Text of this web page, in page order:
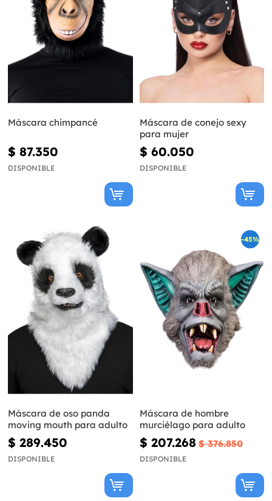
Máscara chimpancé
$ 87.350
DISPONIBLE
Máscara de conejo sexy
para mujer
$ 60.050
DISPONIBLE
Máscara de oso panda
moving mouth para adulto
$ 289.450
DISPONIBLE
-45%
Máscara de hombre
murciélago para adulto
$ 207.268 $ 376.850
DISPONIBLE